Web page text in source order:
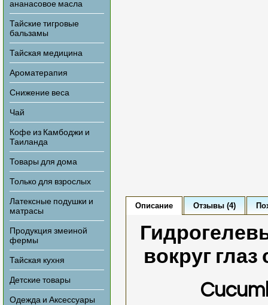
ананасовое масла
Тайские тигровые
бальзамы
Тайская медицина
Ароматерапия
Снижение веса
Чай
Кофе из Камбоджи и
Таиланда
Товары для дома
Только для взрослых
Латексные подушки и
матрасы
Продукция змеиной
фермы
Тайская кухня
Детские товары
Одежда и Аксессуары
Описание Отзывы (4)
вокруг